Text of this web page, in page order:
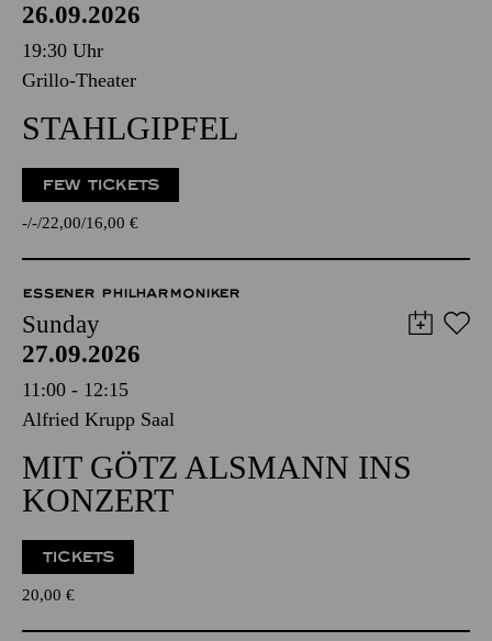
26.09.2026
19:30 Uhr
Grillo-Theater
STAHLGIPFEL
FEW TICKETS
- - 22,00 16,00 €
ESSENER PHILHARMONIKER
Sunday
27.09.2026
11:00 - 12:15
Alfried Krupp Saal
MIT GÖTZ ALSMANN INS
KONZERT
TICKETS
20,00 €